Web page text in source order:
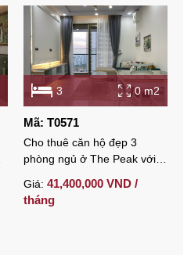
3 0 m2
Mã: T0571
Cho thuê căn hộ đẹp 3
phòng ngủ ở The Peak với
Giá: 41,400,000 VND /
tháng